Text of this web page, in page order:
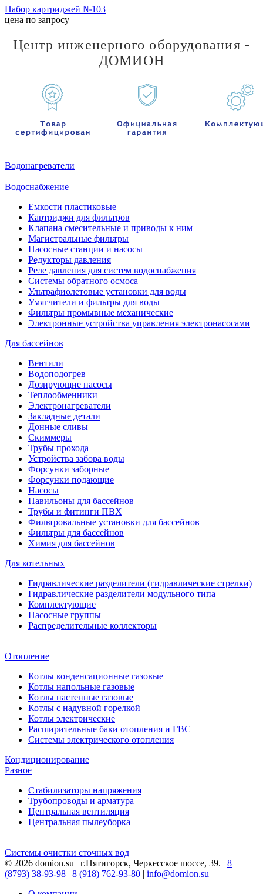
Набор картриджей №103
цена по запросу
Центр инженерного оборудования -
ДОМИОН
Водонагреватели
Водоснабжение
Емкости пластиковые
Картриджи для фильтров
Клапана смесительные и приводы к ним
Магистральные фильтры
Насосные станции и насосы
Редукторы давления
Реле давления для систем водоснабжения
Системы обратного осмоса
Ультрафиолетовые установки для воды
Умягчители и фильтры для воды
Фильтры промывные механические
Электронные устройства управления электронасосами
Для бассейнов
Вентили
Водоподогрев
Дозирующие насосы
Теплообменники
Электронагреватели
Закладные детали
Донные сливы
Скиммеры
Трубы прохода
Устройства забора воды
Форсунки заборные
Форсунки подающие
Насосы
Павильоны для бассейнов
Трубы и фитинги ПВХ
Фильтровальные установки для бассейнов
Фильтры для бассейнов
Химия для бассейнов
Для котельных
Гидравлические разделители (гидравлические стрелки)
Гидравлические разделители модульного типа
Комплектующие
Насосные группы
Распределительные коллекторы
Отопление
Котлы конденсационные газовые
Котлы напольные газовые
Котлы настенные газовые
Котлы с надувной горелкой
Котлы электрические
Расширительные баки отопления и ГВС
Системы электрического отопления
Кондиционирование
Разное
Стабилизаторы напряжения
Трубопроводы и арматура
Центральная вентиляция
Центральная пылеуборка
Системы очистки сточных вод
© 2026 domion.su | г.Пятигорск, Черкесское шоссе, 39. | 8
(8793) 38-93-98 | 8 (918) 762-93-80 | info@domion.su